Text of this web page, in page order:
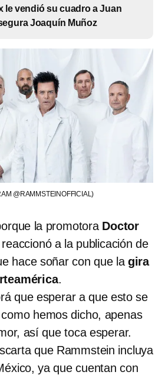
le vendió su cuadro a Juan
Joaquín Muñoz
@RAMMSTEINOFFICIAL)
la promotoraDoctor
a la publicación de
hace soñar con que lagira
.
que esperar a que esto se
hemos dicho, apenas
así que toca esperar.
que Rammstein incluya
ya que cuentan con